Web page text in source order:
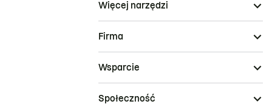
Więcej narzędzi
Firma
Wsparcie
Społeczność